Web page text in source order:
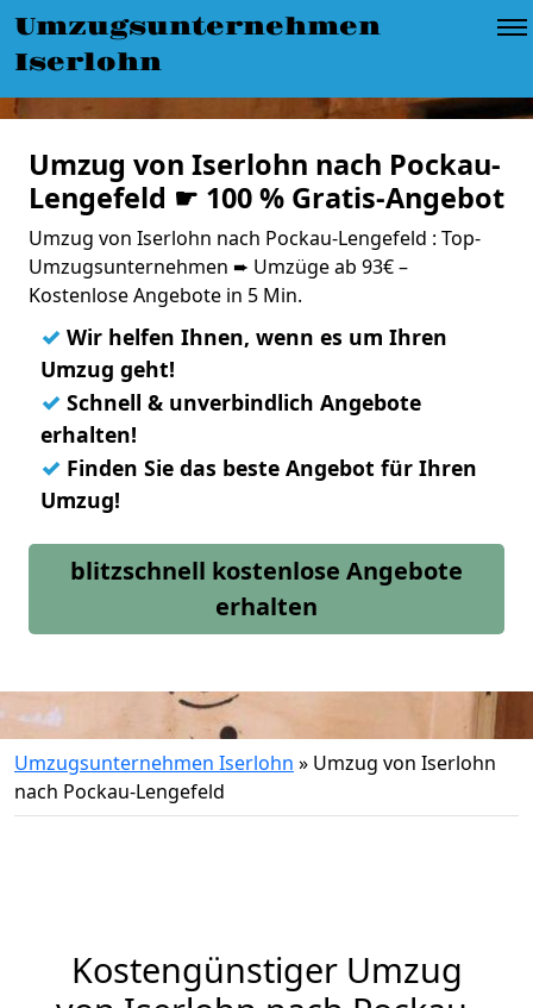
Umzugsunternehmen
Iserlohn
Umzug von Iserlohn nach Pockau-
Lengefeld ☛ 100 % Gratis-Angebot
Umzug von Iserlohn nach Pockau-Lengefeld : Top-
Umzugsunternehmen ➨ Umzüge ab 93€ –
Kostenlose Angebote in 5 Min.
✓ Wir helfen Ihnen, wenn es um Ihren
Umzug geht!
✓ Schnell & unverbindlich Angebote
erhalten!
✓ Finden Sie das beste Angebot für Ihren
Umzug!
blitzschnell kostenlose Angebote
erhalten
Umzugsunternehmen Iserlohn » Umzug von Iserlohn
nach Pockau-Lengefeld
Kostengünstiger Umzug